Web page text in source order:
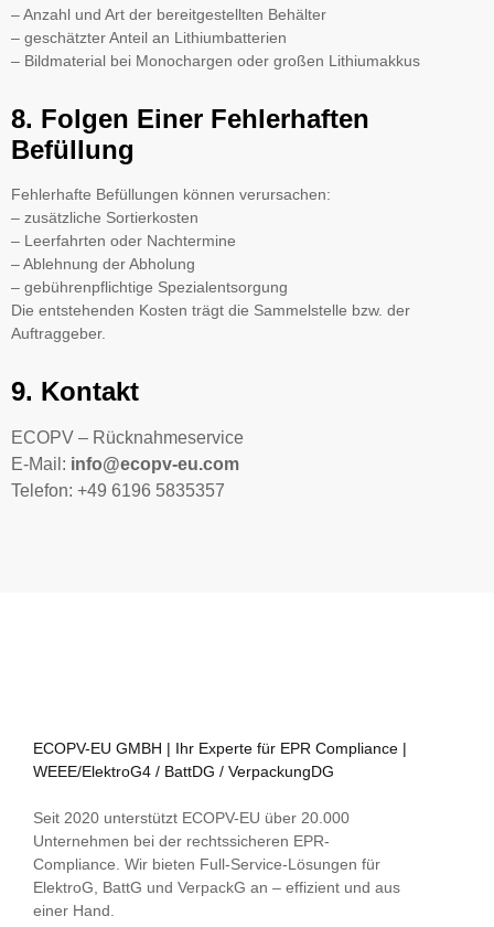
– Anzahl und Art der bereitgestellten Behälter
– geschätzter Anteil an Lithiumbatterien
– Bildmaterial bei Monochargen oder großen Lithiumakkus
8. Folgen Einer Fehlerhaften
Befüllung
Fehlerhafte Befüllungen können verursachen:
– zusätzliche Sortierkosten
– Leerfahrten oder Nachtermine
– Ablehnung der Abholung
– gebührenpflichtige Spezialentsorgung
Die entstehenden Kosten trägt die Sammelstelle bzw. der
Auftraggeber.
9. Kontakt
ECOPV – Rücknahmeservice
E-Mail: info@ecopv-eu.com
Telefon: +49 6196 5835357
ECOPV-EU GMBH | Ihr Experte für EPR Compliance |
WEEE/ElektroG4 / BattDG / VerpackungDG
Seit 2020 unterstützt ECOPV-EU über 20.000
Unternehmen bei der rechtssicheren EPR-
Compliance. Wir bieten Full-Service-Lösungen für
ElektroG, BattG und VerpackG an – effizient und aus
einer Hand.